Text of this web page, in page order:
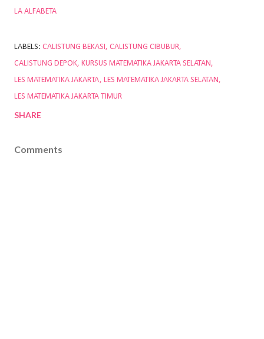
LA ALFABETA
LABELS: CALISTUNG BEKASI
CALISTUNG CIBUBUR
CALISTUNG DEPOK KURSUS MATEMATIKA JAKARTA SELATAN
LES MATEMATIKA JAKARTA
LES MATEMATIKA JAKARTA SELATAN
LES MATEMATIKA JAKARTA TIMUR
SHARE
Comments